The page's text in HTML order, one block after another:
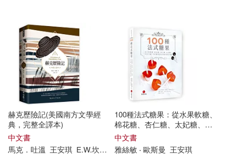
赫克歷險記(美國南方文學經
典，完整全譯本)
中文書
馬克．吐溫 王安琪 E.W.坎柏 約翰．哈雷
100種法式糖果：從水果軟糖、
棉花糖、杏仁糖、太妃糖、巧
克力糖、牛奶糖到蛋白甜餅和
馬卡龍
中文書
雅絲敏 ‧ 歐斯曼 王安琪